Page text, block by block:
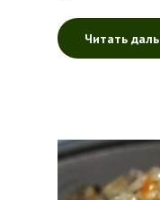
Читать